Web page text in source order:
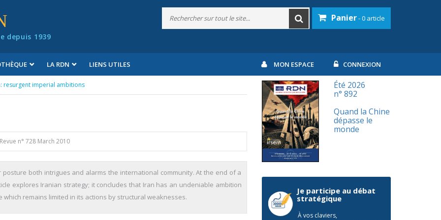
depuis 1939
Panier- 0 article
LA RDN LIENS UTILES MON ESPACE CONNEXION
resurgent imperial ambitions
Revue n° 728 March 2010
both intrigues and alarms the international community. At the end of a
explores Iranian strategy; it concludes that Iran has an undeniable ambition
remains limited in its actions by structural weaknesses.
Été 2026
n° 892
Quand la Chine
dépasse le
monde
Je participe au débat
stratégique
À vos claviers,